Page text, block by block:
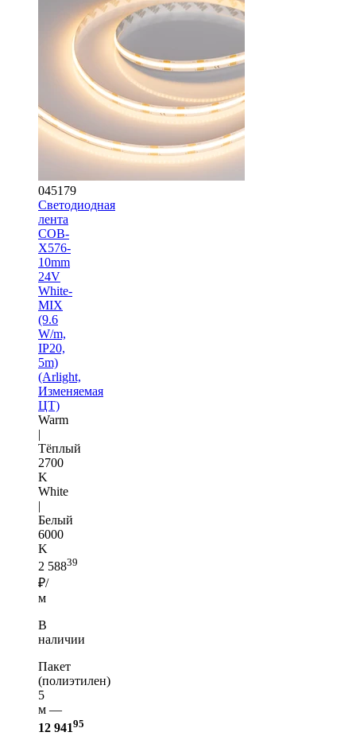
045179
Светодиодная
лента
COB-
X576-
10mm
24V
White-
MIX
(9.6
W/m,
IP20,
5m)
(Arlight,
Изменяемая
ЦТ)
Warm
|
Тёплый
2700
K
White
|
Белый
6000
K
2 58839
₽/
м
В
наличии
Пакет
(полиэтилен)
5
м —
12 94195